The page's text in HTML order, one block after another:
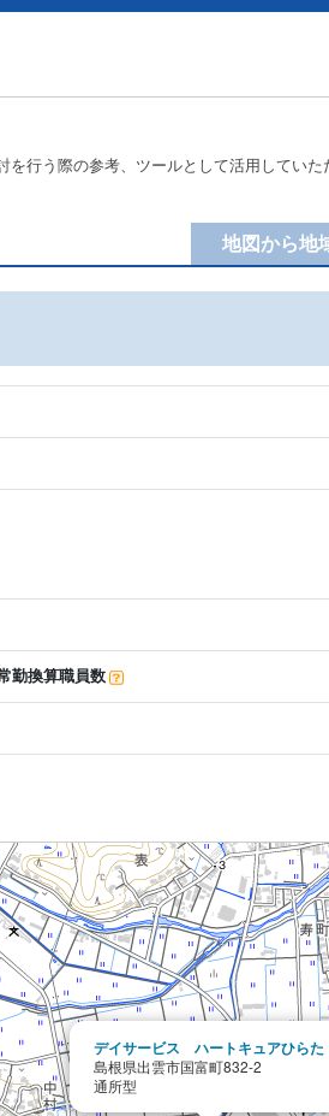
行う際の参考、ツールとして活用してい
地図から地
勤換算職員数
デイサービス ハートキュアひらた
島根県出雲市国富町832-2
通所型